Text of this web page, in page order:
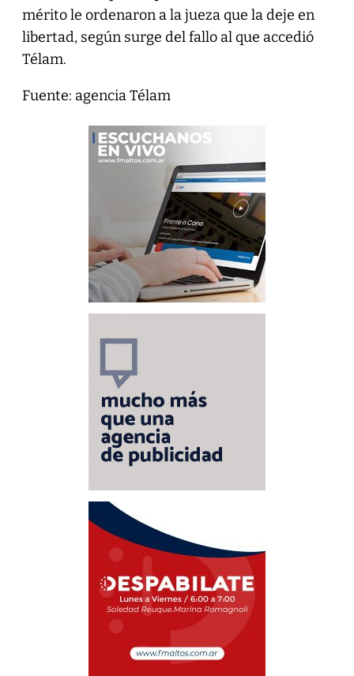
mérito le ordenaron a la jueza que la deje en
libertad, según surge del fallo al que accedió
Télam.
Fuente: agencia Télam